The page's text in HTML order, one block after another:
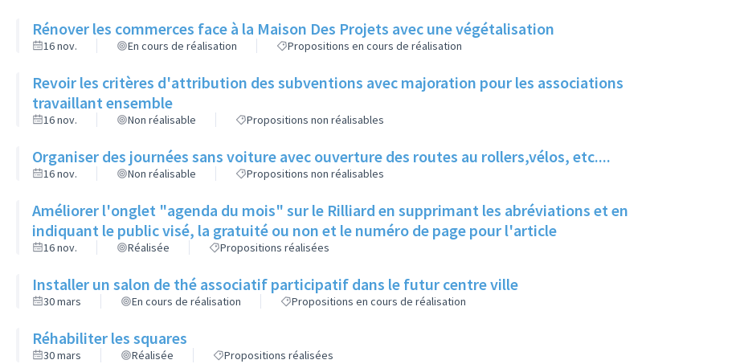
Rénover les commerces face à la Maison Des Projets avec une végétalisation
16 nov. En cours de réalisation Propositions en cours de réalisation
Revoir les critères d'attribution des subventions avec majoration pour les associations
travaillant ensemble
16 nov. Non réalisable Propositions non réalisables
Organiser des journées sans voiture avec ouverture des routes au rollers,vélos, etc....
16 nov. Non réalisable Propositions non réalisables
Améliorer l'onglet "agenda du mois" sur le Rilliard en supprimant les abréviations et en
indiquant le public visé, la gratuité ou non et le numéro de page pour l'article
16 nov. Réalisée Propositions réalisées
Installer un salon de thé associatif participatif dans le futur centre ville
30 mars En cours de réalisation Propositions en cours de réalisation
Réhabiliter les squares
30 mars Réalisée Propositions réalisées